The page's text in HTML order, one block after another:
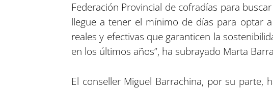
Federación Provincial de cofradías para
llegue a tener el mínimo de días para optar
reales y efectivas que garanticen la
en los últimos años”, ha subrayado Marta
El conseller Miguel Barrachina, por su parte,